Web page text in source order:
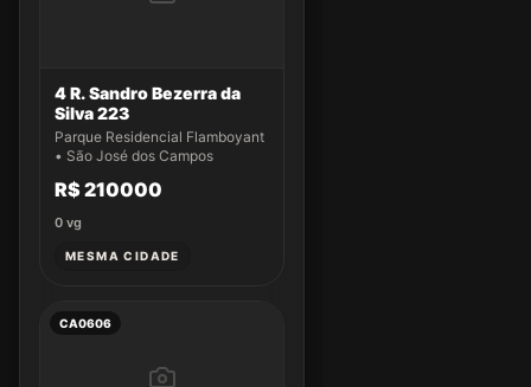
4 R. Sandro Bezerra da
Silva 223
Parque Residencial Flamboyant
• São José dos Campos
R$ 210000
0 vg
MESMA CIDADE
CA0606